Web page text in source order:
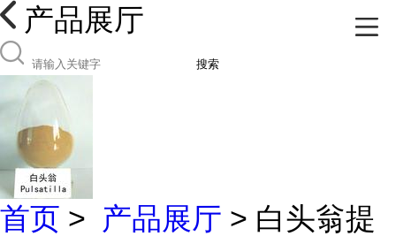
产品展厅
搜索
首页 > 产品展厅 > 白头翁提